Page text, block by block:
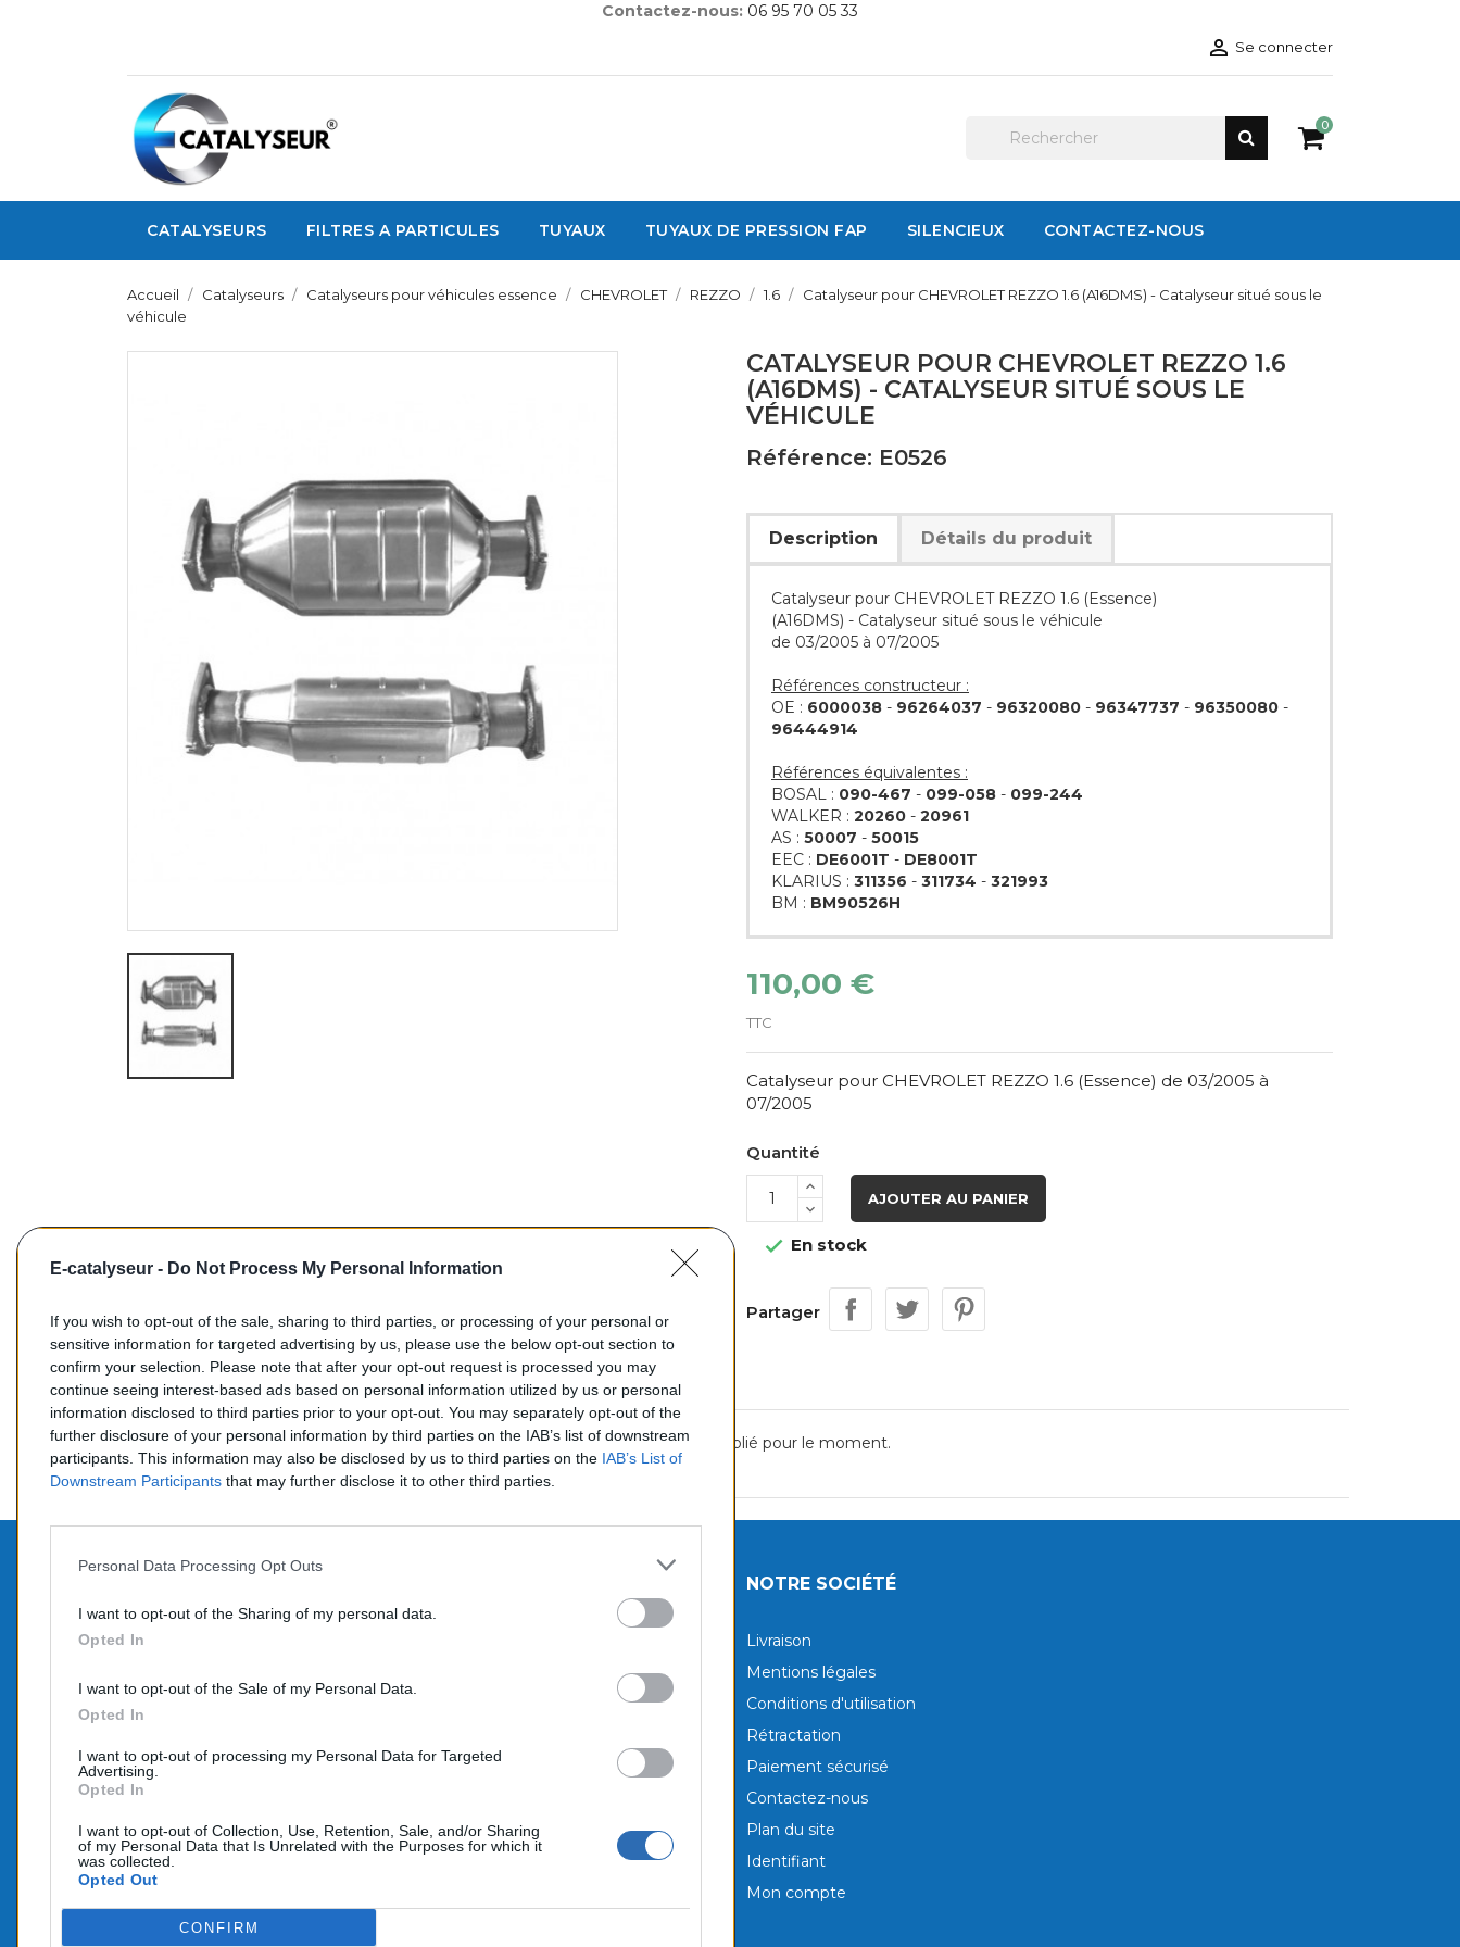
E-catalyseur - Do Not Process My Personal Information
If you wish to opt-out of the sale, sharing to third parties, or processing of your personal or
sensitive information for targeted advertising by us, please use the below opt-out section to
confirm your selection. Please note that after your opt-out request is processed you may
continue seeing interest-based ads based on personal information utilized by us or personal
information disclosed to third parties prior to your opt-out. You may separately opt-out of the
further disclosure of your personal information by third parties on the IAB’s list of downstream
participants. This information may also be disclosed by us to third parties on the IAB’s List of
Downstream Participants that may further disclose it to other third parties.
Personal Data Processing Opt Outs
I want to opt-out of the Sharing of my personal data.
Opted In
I want to opt-out of the Sale of my Personal Data.
Opted In
I want to opt-out of processing my Personal Data for Targeted
Advertising.
Opted In
I want to opt-out of Collection, Use, Retention, Sale, and/or Sharing
of my Personal Data that Is Unrelated with the Purposes for which it
was collected.
Opted Out
CONFIRM
Contactez-nous: 06 95 70 05 33
 Se connecter
0
CATALYSEURS FILTRES A PARTICULES TUYAUX TUYAUX DE PRESSION FAP SILENCIEUX CONTACTEZ-NOUS
Accueil Catalyseurs Catalyseurs pour véhicules essence CHEVROLET REZZO 1.6
Catalyseur pour CHEVROLET REZZO 1.6 (A16DMS) - Catalyseur situé sous le
véhicule
CATALYSEUR POUR CHEVROLET REZZO 1.6
(A16DMS) - CATALYSEUR SITUÉ SOUS LE
VÉHICULE
Référence: E0526
Description Détails du produit
Catalyseur pour CHEVROLET REZZO 1.6 (Essence)
(A16DMS) - Catalyseur situé sous le véhicule
de 03/2005 à 07/2005
Références constructeur :
OE : 6000038 - 96264037 - 96320080 - 96347737 - 96350080 -
96444914
Références équivalentes :
BOSAL : 090-467 - 099-058 - 099-244
WALKER : 20260 - 20961
AS : 50007 - 50015
EEC : DE6001T - DE8001T
KLARIUS : 311356 - 311734 - 321993
BM : BM90526H
110,00 €
TTC
Catalyseur pour CHEVROLET REZZO 1.6 (Essence) de 03/2005 à
07/2005
Quantité
AJOUTER AU PANIER
 En stock
Partager
Commentaires (0)
Aucun avis n'a été publié pour le moment.
TÉLÉPHONE:
COURRIEL :
NOTRE SOCIÉTÉ
Livraison
Mentions légales
Conditions d'utilisation
Rétractation
Paiement sécurisé
Contactez-nous
Plan du site
Identifiant
Mon compte